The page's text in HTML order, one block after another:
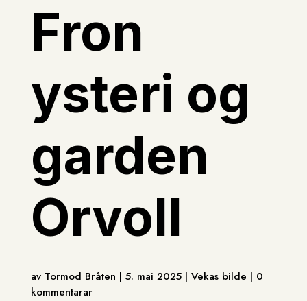
Fron
ysteri og
garden
Orvoll
av Tormod Bråten | 5. mai 2025 | Vekas bilde | 0
kommentarar